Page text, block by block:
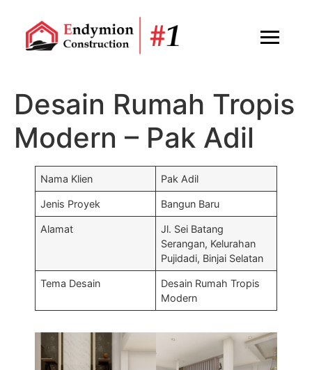
Desain Rumah Tropis
Modern – Pak Adil
Nama Klien Pak Adil
Jenis Proyek Bangun Baru
Alamat
Jl. Sei Batang
Serangan, Kelurahan
Pujidadi, Binjai Selatan
Tema Desain
Desain Rumah Tropis
Modern